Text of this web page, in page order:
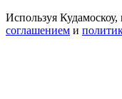
Используя Кудамоскоу,
соглашением и